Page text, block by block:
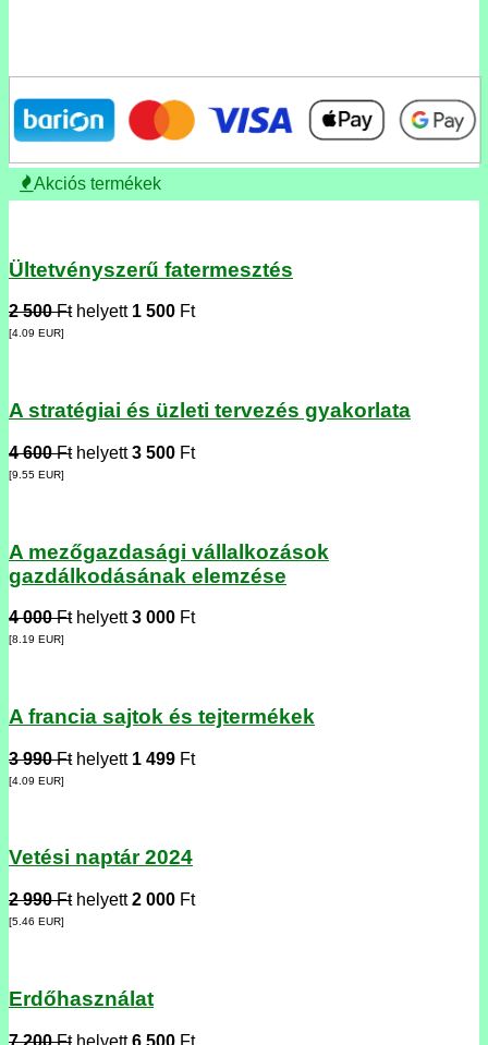
Akciós termékek
Ültetvényszerű fatermesztés
2 500 Fthelyett 1 500 Ft
[4.09 EUR]
A stratégiai és üzleti tervezés gyakorlata
4 600 Fthelyett3 500 Ft
[9.55 EUR]
A mezőgazdasági vállalkozások
gazdálkodásának elemzése
4 000 Fthelyett3 000 Ft
[8.19 EUR]
A francia sajtok és tejtermékek
3 990 Fthelyett 1 499 Ft
[4.09 EUR]
Vetési naptár 2024
2 990 Fthelyett2 000 Ft
[5.46 EUR]
Erdőhasználat
7 200 Fthelyett6 500 Ft